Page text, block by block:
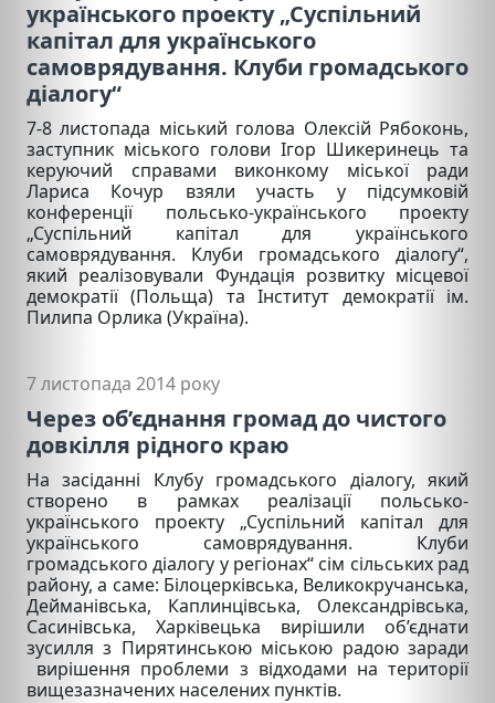
українського проекту „Суспільний
капітал для українського
самоврядування. Клуби громадського
діалогу“
7-8 листопада міський голова Олексій Рябоконь,
заступник міського голови Ігор Шикеринець та
керуючий справами виконкому міської ради
Лариса Кочур взяли участь у підсумковій
конференції польсько-українського проекту
„Суспільний капітал для українського
самоврядування. Клуби громадського діалогу“,
який реалізовували Фундація розвитку місцевої
демократії (Польща) та Інститут демократії ім.
Пилипа Орлика (Україна).
7 листопада 2014 року
Через об’єднання громад до чистого
довкілля рідного краю
На засіданні Клубу громадського діалогу, який
створено в рамках реалізації польсько-
українського проекту „Суспільний капітал для
українського самоврядування. Клуби
громадського діалогу у регіонах“ сім сільських рад
району, а саме: Білоцерківська, Великокручанська,
Дейманівська, Каплинцівська, Олександрівська,
Сасинівська, Харківецька вирішили об’єднати
зусилля з Пирятинською міською радою заради
вирішення проблеми з відходами на території
вищезазначених населених пунктів.